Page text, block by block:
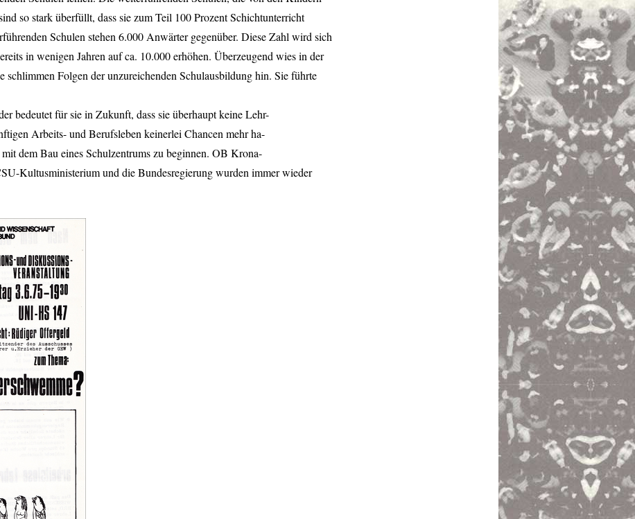
so stark überfüllt, dass sie zum Teil 100 Prozent Schichtunterricht
Schulen stehen 6.000 Anwärter gegenüber. Diese Zahl wird sich
in wenigen Jahren auf ca. 10.000 erhöhen. Überzeugend wies in der
schlimmen Folgen der unzureichenden Schulausbildung hin. Sie führte
bedeutet für sie in Zukunft, dass sie überhaupt keine Lehr-
Arbeits- und Berufsleben keinerlei Chancen mehr ha-
dem Bau eines Schulzentrums zu beginnen. OB Krona-
-Kultusministerium und die Bundesregierung wurden immer wieder